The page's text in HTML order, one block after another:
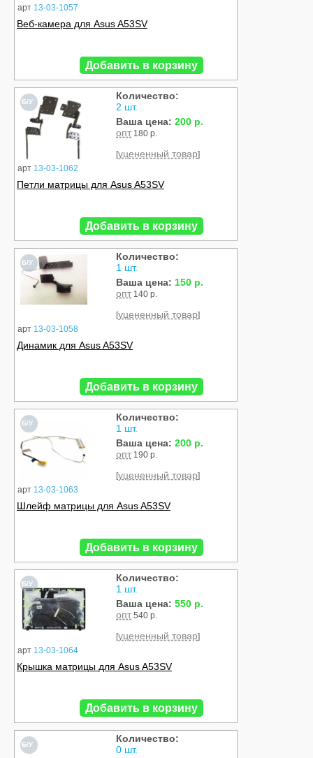
арт 13-03-1057
Веб-камера для Asus A53SV
Добавить в корзину
Б/У
арт 13-03-1062
Количество:
2 шт.
Ваша цена: 200 р.
опт 180 р.
[уцененный товар]
Петли матрицы для Asus A53SV
Добавить в корзину
Б/У
арт 13-03-1058
Количество:
1 шт.
Ваша цена: 150 р.
опт 140 р.
[уцененный товар]
Динамик для Asus A53SV
Добавить в корзину
Б/У
арт 13-03-1063
Количество:
1 шт.
Ваша цена: 200 р.
опт 190 р.
[уцененный товар]
Шлейф матрицы для Asus A53SV
Добавить в корзину
Б/У
арт 13-03-1064
Количество:
1 шт.
Ваша цена: 550 р.
опт 540 р.
[уцененный товар]
Крышка матрицы для Asus A53SV
Добавить в корзину
Б/У
Количество:
0 шт.